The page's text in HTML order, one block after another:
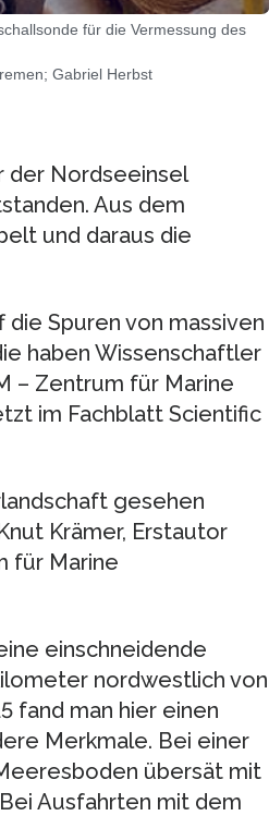
für die Vermessung des
Gabriel Herbst
der Nordseeinsel
Aus dem
und daraus die
Spuren von massiven
haben Wissenschaftler
– Zentrum für Marine
im Fachblatt Scientific
gesehen
Krämer, Erstautor
für Marine
einschneidende
nordwestlich von
fand man hier einen
Merkmale. Bei einer
übersät mit
Ausfahrten mit dem